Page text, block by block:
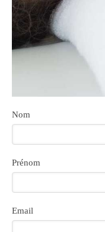
Nom
Prénom
Email